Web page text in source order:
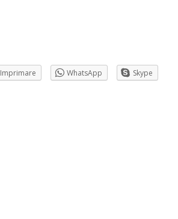
Imprimare WhatsApp Skype